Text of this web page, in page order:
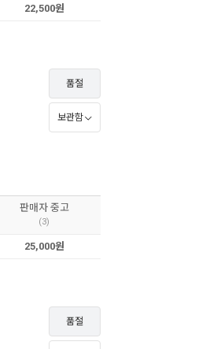
22,500원
품절
보관함
판매자 중고
(3)
25,000원
품절